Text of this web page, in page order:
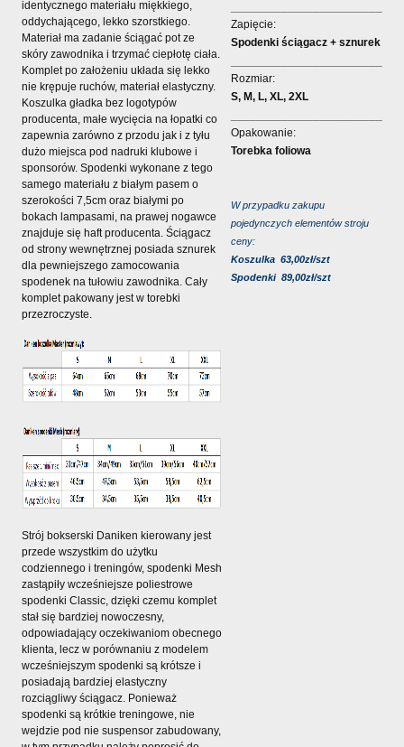
identycznego materiału miękkiego,
oddychającego, lekko szorstkiego.
Materiał ma zadanie ściągać pot ze
skóry zawodnika i trzymać ciepłotę ciała.
Komplet po założeniu układa się lekko
nie krępuje ruchów, materiał elastyczny.
Koszulka gładka bez logotypów
producenta, małe wycięcia na łopatki co
zapewnia zarówno z przodu jak i z tyłu
dużo miejsca pod nadruki klubowe i
sponsorów. Spodenki wykonane z tego
samego materiału z białym pasem o
szerokości 7,5cm oraz białymi po
bokach lampasami, na prawej nogawce
znajduje się haft producenta. Ściągacz
od strony wewnętrznej posiada sznurek
dla pewniejszego zamocowania
spodenek na tułowiu zawodnika. Cały
komplet pakowany jest w torebki
przezroczyste.
Strój bokserski Daniken kierowany jest
przede wszystkim do użytku
codziennego i treningów, spodenki Mesh
zastąpiły wcześniejsze poliestrowe
spodenki Classic, dzięki czemu komplet
stał się bardziej nowoczesny,
odpowiadający oczekiwaniom obecnego
klienta, lecz w porównaniu z modelem
wcześniejszym spodenki są krótsze i
posiadają bardziej elastyczny
rozciągliwy ściągacz. Ponieważ
spodenki są krótkie treningowe, nie
wejdzie pod nie suspensor zabudowany,
Zapięcie:
Spodenki ściągacz + sznurek
Rozmiar:
S, M, L, XL, 2XL
Opakowanie:
Torebka foliowa
W przypadku zakupu
pojedynczych elementów stroju
ceny:
Koszulka 63,00zł/szt
Spodenki 89,00zł/szt